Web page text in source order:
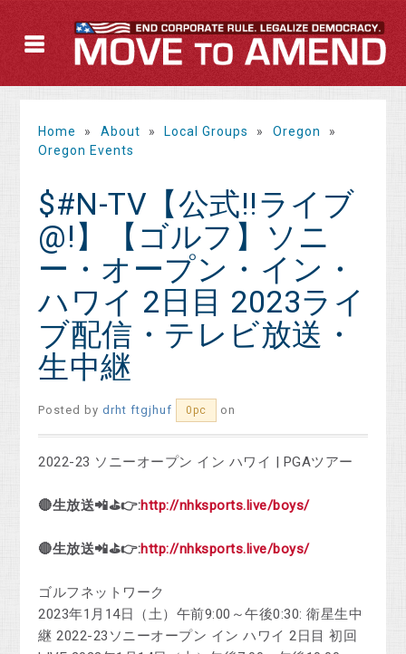
Home » About » Local Groups » Oregon
»
Oregon Events
$#N-TV【公式!!ライブ
@!】【ゴルフ】ソニ
ー・オープン・イン・
ハワイ 2日目 2023ライ
ブ配信・テレビ放送・
生中継
Posted bydrht ftgjhuf 0pc on
2022-23 ソニーオープン イン ハワイ | PGAツアー
🔴生放送📲⛳👉:http://nhksports.live/boys/
🔴生放送📲⛳👉:http://nhksports.live/boys/
ゴルフネットワーク
2023年1月14日（土）午前9:00～午後0:30: 衛星生中
継 2022-23ソニーオープン イン ハワイ 2日目 初回